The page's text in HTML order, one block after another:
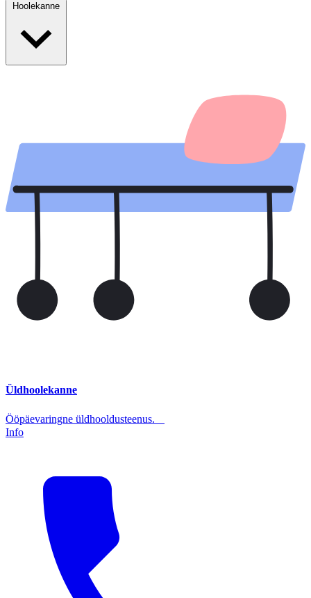
Hoolekanne
Üldhoolekanne
Ööpäevaringne üldhooldusteenus.
Info